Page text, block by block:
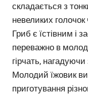
складається з
невеликих
Гриб є їстівним і
переважно в
гірчать,
Молодий їжовик
приготування